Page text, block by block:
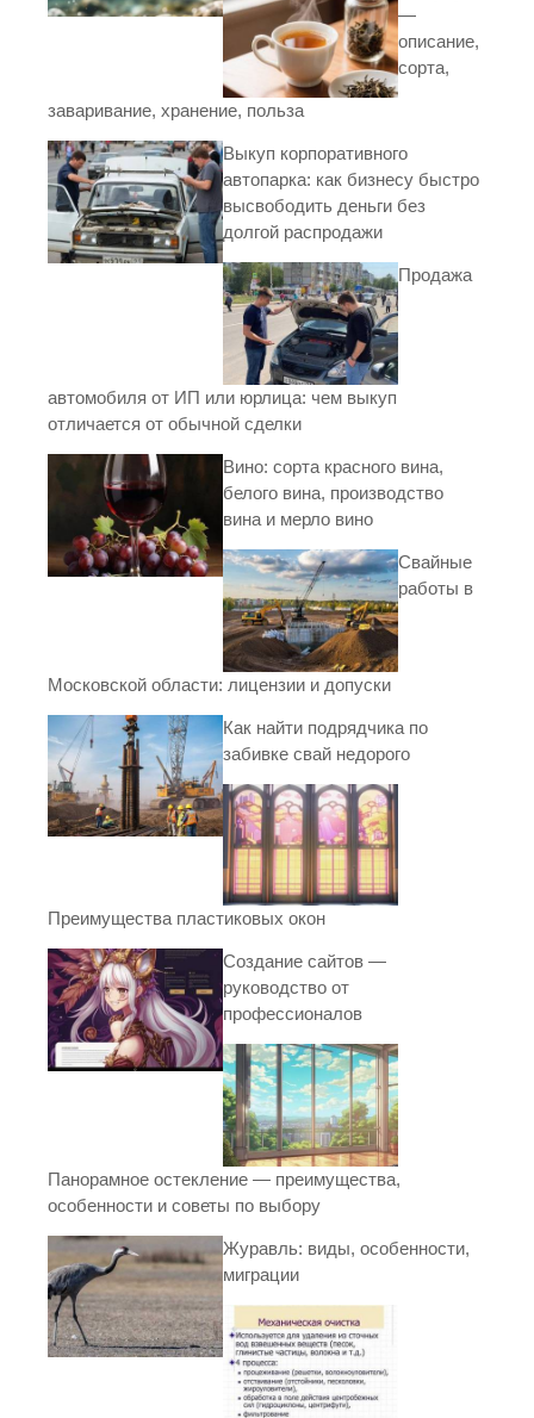
—
описание,
сорта,
заваривание, хранение, польза
Выкуп корпоративного
автопарка: как бизнесу быстро
высвободить деньги без
долгой распродажи
Продажа
автомобиля от ИП или юрлица: чем выкуп
отличается от обычной сделки
Вино: сорта красного вина,
белого вина, производство
вина и мерло вино
Свайные
работы в
Московской области: лицензии и допуски
Как найти подрядчика по
забивке свай недорого
Преимущества пластиковых окон
Создание сайтов —
руководство от
профессионалов
Панорамное остекление — преимущества,
особенности и советы по выбору
Журавль: виды, особенности,
миграции